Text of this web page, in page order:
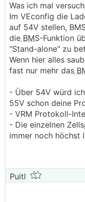
Das ist ja soweit
brav an die
Werte werden
noch anpassen,
Situation nichts
Was ich mal
Im VEconfig die
auf 54V stellen,
die BMS-Funktion
"Stand-alone" zu
Wenn hier alles
fast nur mehr das
- Über 54V würd
55V schon deine
- VRM Protokoll-
- Die einzelnen
immer noch höchst
Puitl